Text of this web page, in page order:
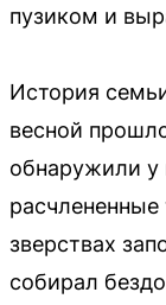
пузиком и
История
весной
обнаружили у
зверствах
собирал